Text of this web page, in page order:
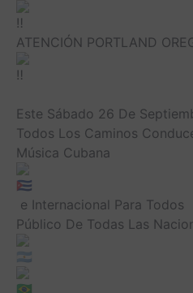
ATENCIÓN PORTLAND
Este Sábado 26 De
Todos Los Caminos
Música Cubana
e Internacional Para Todos
Público De Todas Las